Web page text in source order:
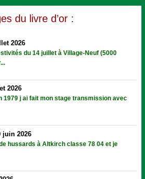
du livre d’or :
2026
du 14 juillet à Village-Neuf (5000
2026
1979 j ai fait mon stage transmission avec
juin 2026
hussards à Altkirch classe 78 04 et je